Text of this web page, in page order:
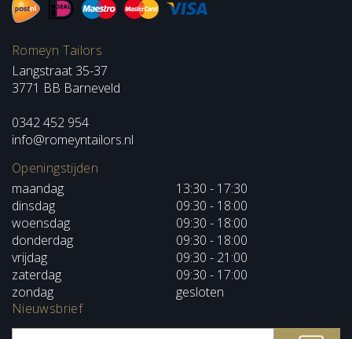
Romeyn Tailors
Langstraat 35-37
3771 BB Barneveld
0342 452 954
info@romeyntailors.nl
Openingstijden
maandag
13:30 - 17:30
dinsdag
09:30 - 18:00
woensdag
09:30 - 18:00
donderdag
09:30 - 18:00
vrijdag
09:30 - 21:00
zaterdag
09:30 - 17:00
zondag
gesloten
Nieuwsbrief